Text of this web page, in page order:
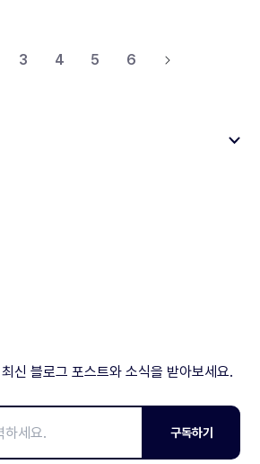
3 4 5 6
신 블로그 포스트와 소식을 받아보세요.
구독하기